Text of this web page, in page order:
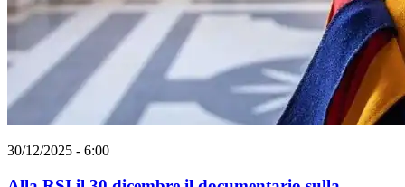
30/12/2025 - 6:00